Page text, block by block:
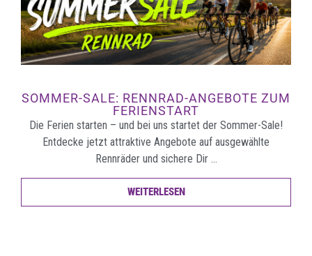
SOMMER-SALE: RENNRAD-ANGEBOTE ZUM
FERIENSTART
Die Ferien starten – und bei uns startet der Sommer-Sale!
Entdecke jetzt attraktive Angebote auf ausgewählte
Rennräder und sichere Dir …
WEITERLESEN